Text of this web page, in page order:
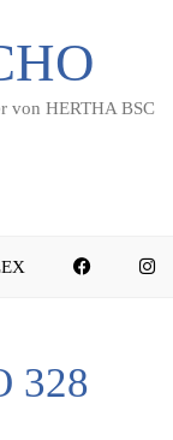
von HERTHA BSC
328